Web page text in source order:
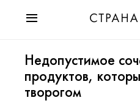
Мода
Звезды
Гороскопы
Недопустимое
продуктов,
творогом